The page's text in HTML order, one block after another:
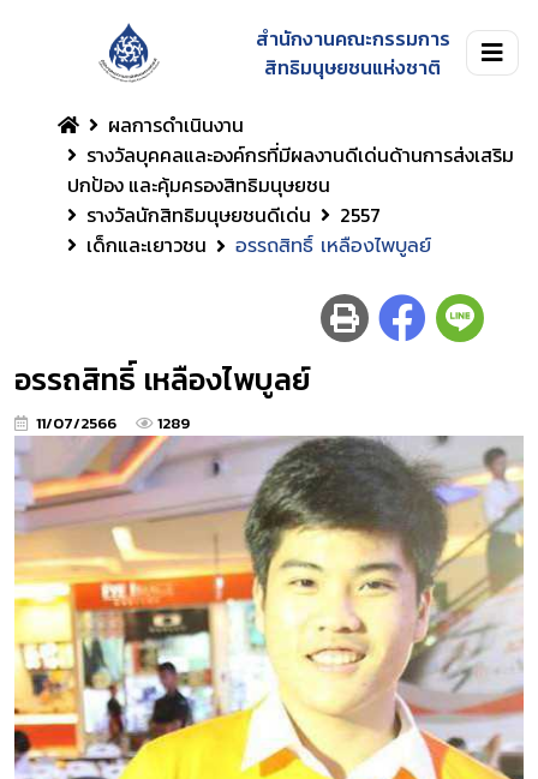
สำนักงานคณะกรรมการ
สิทธิมนุษยชนแห่งชาติ
ผลการดำเนินงาน
รางวัลบุคคลและองค์กรที่มีผลงานดีเด่นด้านการส่งเสริม
ปกป้อง และคุ้มครองสิทธิมนุษยชน
รางวัลนักสิทธิมนุษยชนดีเด่น
2557
เด็กและเยาวชน
อรรถสิทธิ์ เหลืองไพบูลย์
อรรถสิทธิ์ เหลืองไพบูลย์
11/07/2566 1289